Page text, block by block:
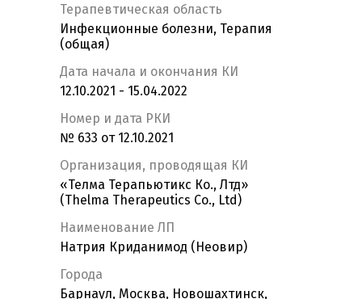
Терапевтическая область
Инфекционные болезни, Терапия
(общая)
Дата начала и окончания КИ
12.10.2021 - 15.04.2022
Номер и дата РКИ
№ 633 от 12.10.2021
Организация, проводящая КИ
«Телма Терапьютикс Ко., Лтд»
(Thelma Therapeutics Co., Ltd)
Наименование ЛП
Натрия Криданимод (Неовир)
Города
Барнаул, Москва, Новошахтинск,